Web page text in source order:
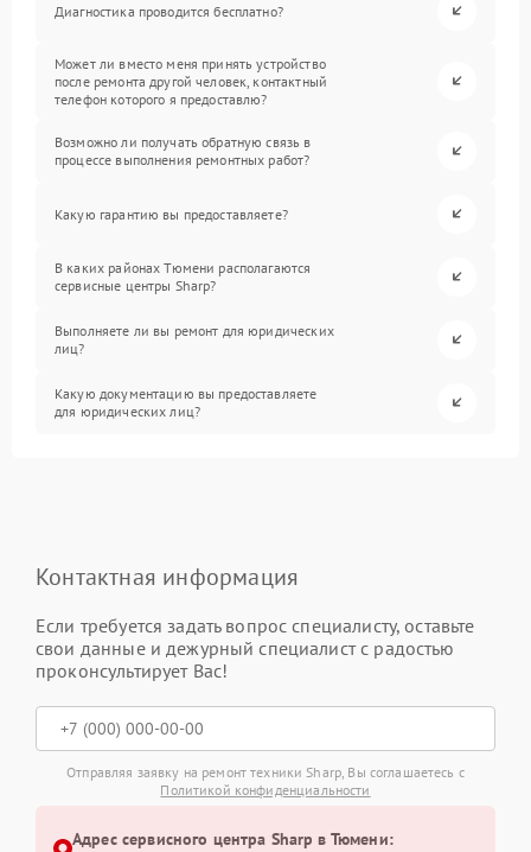
Диагностика проводится бесплатно?
Может ли вместо меня принять устройство
после ремонта другой человек, контактный
телефон которого я предоставлю?
Возможно ли получать обратную связь в
процессе выполнения ремонтных работ?
Какую гарантию вы предоставляете?
В каких районах Тюмени располагаются
сервисные центры Sharp?
Выполняете ли вы ремонт для юридических
лиц?
Какую документацию вы предоставляете
для юридических лиц?
Контактная информация
Если требуется задать вопрос специалисту, оставьте
свои данные и дежурный специалист с радостью
проконсультирует Вас!
Отправляя заявку на ремонт техники Sharp, Вы соглашаетесь с
Политикой конфиденциальности
Адрес сервисного центра Sharp в Тюмени: